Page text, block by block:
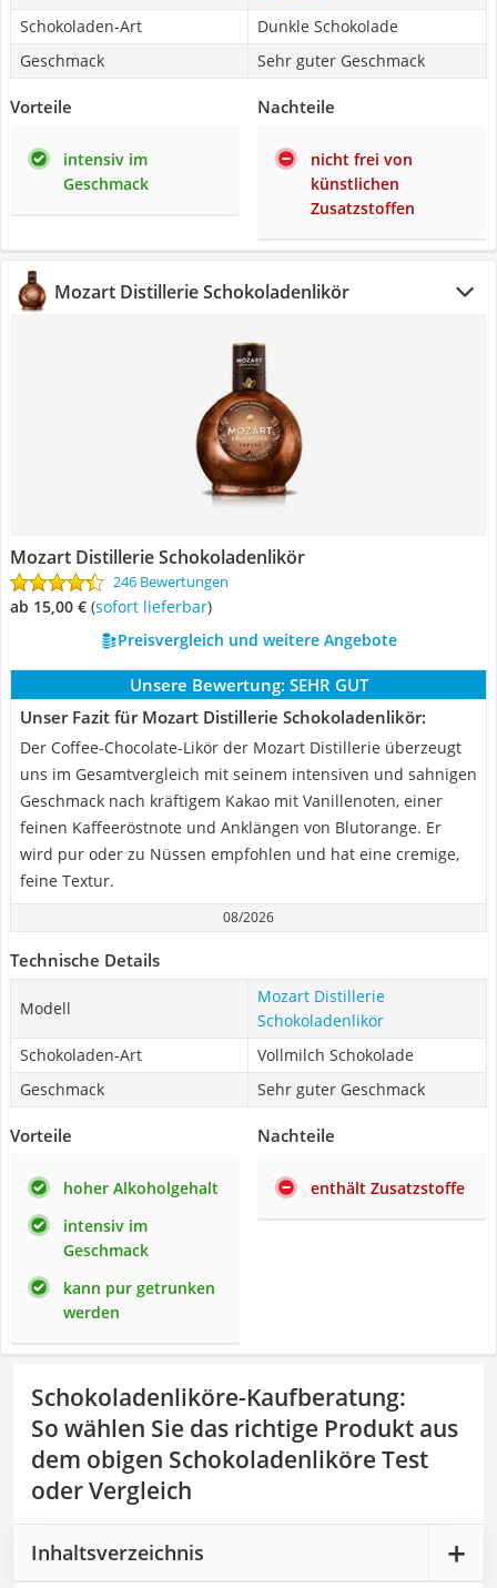
Schokoladen-Art
Dunkle Schokolade
Geschmack
Sehr guter Geschmack
Vorteile
intensiv im
Geschmack
Nachteile
nicht frei von
künstlichen
Zusatzstoffen
Mozart Distillerie Schokoladenlikör
Mozart Distillerie Schokoladenlikör
246 Bewertungen
ab 15,00 € ( Sofort lieferbar)
Preisvergleich und weitere Angebote
Unsere Bewertung: SEHR GUT
Unser Fazit für Mozart Distillerie Schokoladenlikör:
Der Coffee-Chocolate-Likör der Mozart Distillerie überzeugt
uns im Gesamtvergleich mit seinem intensiven und sahnigen
Geschmack nach kräftigem Kakao mit Vanillenoten, einer
feinen Kaffeeröstnote und Anklängen von Blutorange. Er
wird pur oder zu Nüssen empfohlen und hat eine cremige,
feine Textur.
08/2026
Technische Details
Modell
Mozart Distillerie
Schokoladenlikör
Schokoladen-Art
Vollmilch Schokolade
Geschmack
Sehr guter Geschmack
Vorteile
hoher Alkoholgehalt
intensiv im
Geschmack
kann pur getrunken
werden
Nachteile
enthält Zusatzstoffe
Schokoladenliköre-Kaufberatung:
So wählen Sie das richtige Produkt aus
dem obigen Schokoladenliköre Test
oder Vergleich
Inhaltsverzeichnis